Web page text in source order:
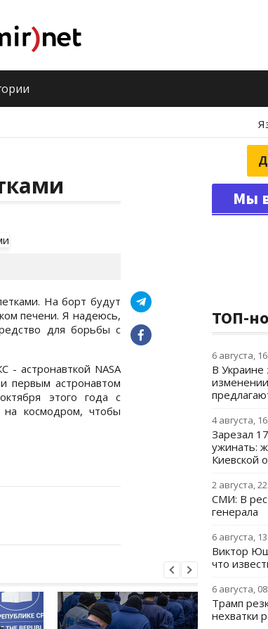
На борт будут
печени. Я надеюсь,
для борьбы с
- астронавткой NASA
первым астронавтом
этого года с
космодром, чтобы
Мы
ТОП-
6 августа,
В Украине
4 августа,
Зарезал
ужинать:
Киевской
2 августа,
СМИ: В
генерала
6 августа,
Виктор
что
6 августа,
Трамп
нехватки